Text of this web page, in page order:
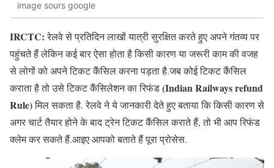
image sours google
IRCTC:रेलवे से प्रतिदिन लाखों यात्री सुरक्षित करते हुए अपने गंतव्य पर
पहुंचते हैं लेकिन कई बार ऐसा होता है किसी कारण या जरूरी काम की वजह
से लोगों को अपने टिकट कैंसिल करना पड़ता है.जब कोई टिकट कैंसिल
कराता है तो उसे टिकट कैंसिलेशन का रिफंड(Indian Railways refund
Rule)मिल सकता है. रेलवे ने ये जानकारी देते हुए बताया कि किसी कारण से
अगर चार्ट तैयार होने के बाद ट्रेन टिकट कैंसिल कराते हैं, तो भी आप रिफंड
क्लेम कर सकते हैं.आइए आपको बताते हैं पूरा प्रोसेस.